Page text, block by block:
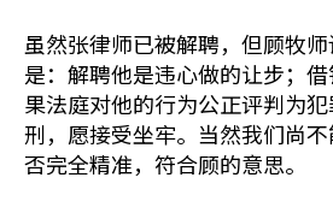
虽然张律师已被解聘，但顾牧
是：解聘他是违心做的让步；
果法庭对他的行为公正评判为
刑，愿接受坐牢。当然我们尚
否完全精准，符合顾的意思。